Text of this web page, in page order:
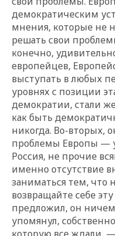
демократическим
мнения, которые не
решать свои
конечно,
европейцев,
выступать в любых
уровнях с позиции
демократии, стали
как быть
никогда. Во-вторых,
проблемы Европы —
Россия, не прочие
именно отсутствие
заниматься тем, что
возвращайте себе
предложил, он
упомянул,